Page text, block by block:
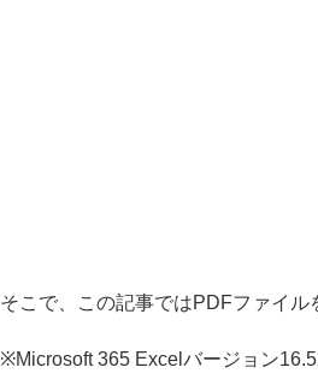
そこで、この記事ではPDFファイル
※Microsoft 365 Excelバージョン